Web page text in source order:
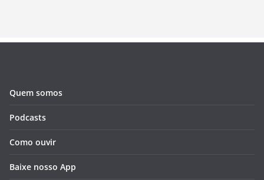
Quem somos
Podcasts
Como ouvir
Baixe nosso App